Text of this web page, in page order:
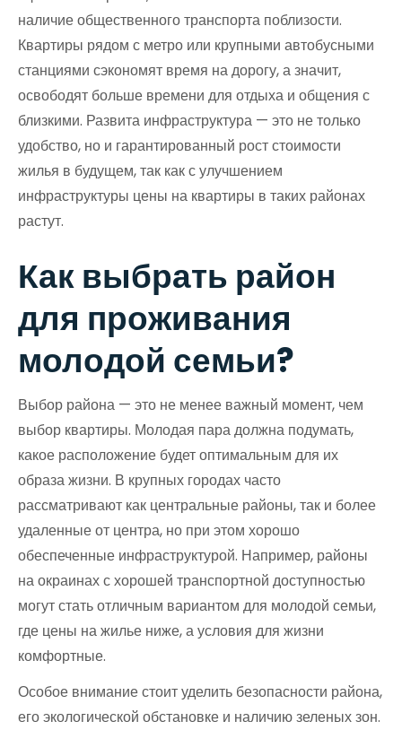
наличие общественного транспорта поблизости.
Квартиры рядом с метро или крупными автобусными
станциями сэкономят время на дорогу, а значит,
освободят больше времени для отдыха и общения с
близкими. Развита инфраструктура — это не только
удобство, но и гарантированный рост стоимости
жилья в будущем, так как с улучшением
инфраструктуры цены на квартиры в таких районах
растут.
Как выбрать район
для проживания
молодой семьи?
Выбор района — это не менее важный момент, чем
выбор квартиры. Молодая пара должна подумать,
какое расположение будет оптимальным для их
образа жизни. В крупных городах часто
рассматривают как центральные районы, так и более
удаленные от центра, но при этом хорошо
обеспеченные инфраструктурой. Например, районы
на окраинах с хорошей транспортной доступностью
могут стать отличным вариантом для молодой семьи,
где цены на жилье ниже, а условия для жизни
комфортные.
Особое внимание стоит уделить безопасности района,
его экологической обстановке и наличию зеленых зон.